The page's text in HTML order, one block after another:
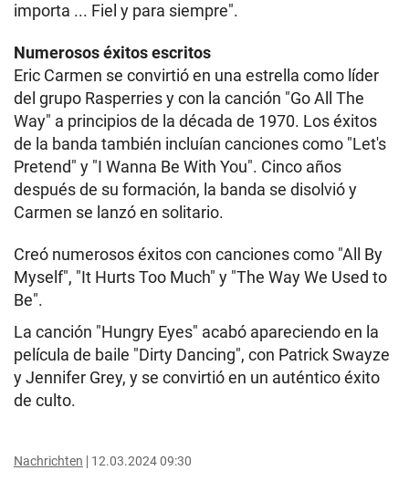
importa ... Fiel y para siempre".
Numerosos éxitos escritos
Eric Carmen se convirtió en una estrella como líder
del grupo Rasperries y con la canción "Go All The
Way" a principios de la década de 1970. Los éxitos
de la banda también incluían canciones como "Let's
Pretend" y "I Wanna Be With You". Cinco años
después de su formación, la banda se disolvió y
Carmen se lanzó en solitario.
Creó numerosos éxitos con canciones como "All By
Myself", "It Hurts Too Much" y "The Way We Used to
Be".
La canción "Hungry Eyes" acabó apareciendo en la
película de baile "Dirty Dancing", con Patrick Swayze
y Jennifer Grey, y se convirtió en un auténtico éxito
de culto.
Nachrichten 12.03.2024 09:30